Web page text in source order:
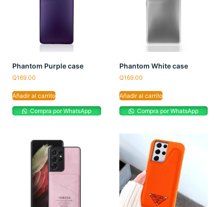
Phantom Purple case
Q169.00
Añadir al carrito
Compra por WhatsApp
Phantom White case
Q169.00
Añadir al carrito
Compra por WhatsApp